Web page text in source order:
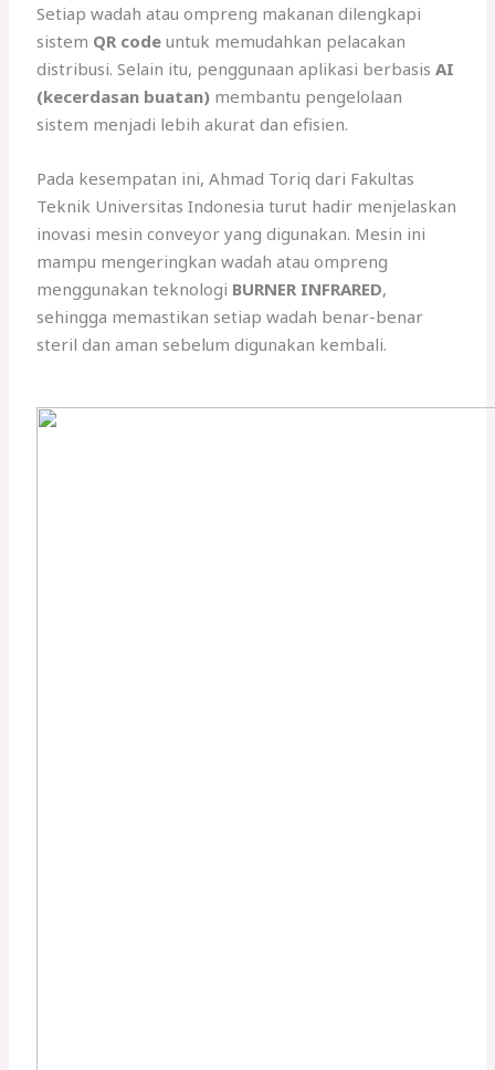
Setiap wadah atau ompreng makanan dilengkapi
sistem QR code untuk memudahkan pelacakan
distribusi. Selain itu, penggunaan aplikasi berbasisAI
(kecerdasan buatan) membantu pengelolaan
sistem menjadi lebih akurat dan efisien.
Pada kesempatan ini, Ahmad Toriq dari Fakultas
Teknik Universitas Indonesia turut hadir menjelaskan
inovasi mesin conveyor yang digunakan. Mesin ini
mampu mengeringkan wadah atau ompreng
menggunakan teknologi BURNER INFRARED,
sehingga memastikan setiap wadah benar-benar
steril dan aman sebelum digunakan kembali.